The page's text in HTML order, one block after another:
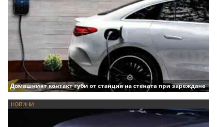
Домашният контакт губи от станция на стената при зареждане
НОВИНИ